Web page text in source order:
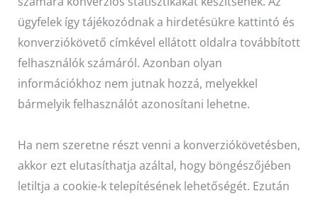
ügyfelek így tájékozódnak a hirdetésükre kattintó és
konverziókövető címkével ellátott oldalra továbbított
felhasználók számáról. Azonban olyan
információkhoz nem jutnak hozzá, melyekkel
bármelyik felhasználót azonosítani lehetne.
Ha nem szeretne részt venni a konverziókövetésben,
akkor ezt elutasíthatja azáltal, hogy böngészőjében
letiltja a cookie-k telepítésének lehetőségét. Ezután